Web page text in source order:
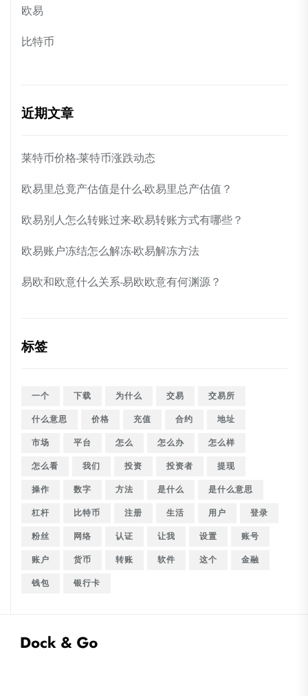
欧易
比特币
近期文章
莱特币价格-莱特币涨跌动态
欧易里总竟产估值是什么-欧易里总产估值？
欧易别人怎么转账过来-欧易转账方式有哪些？
欧易账户冻结怎么解冻-欧易解冻方法
易欧和欧意什么关系-易欧欧意有何渊源？
标签
一个 下载 为什么 交易
交易所
什么意思
价格 充值 合约
地址
市场
平台 怎么 怎么办
怎么样
怎么看
我们 投资 投资者
提现
操作
数字 方法 是什么
是什么意思
杠杆
比特币 注册 生活 用户
登录
粉丝
网络 认证 让我 设置
账号
账户
货币 转账 软件 这个
金融
钱包
银行卡